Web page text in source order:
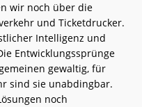
wir noch über die
und Ticketdrucker.
Intelligenz und
Entwicklungssprünge
gewaltig, für
sind sie unabdingbar.
noch